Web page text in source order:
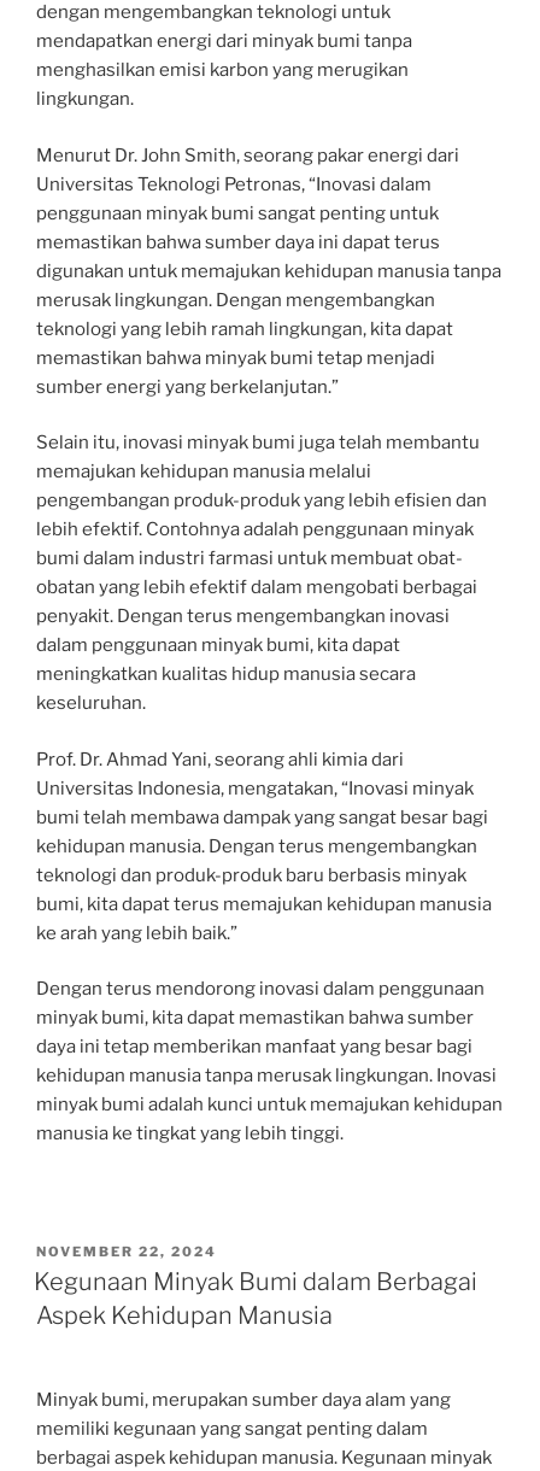
dengan mengembangkan teknologi untuk
mendapatkan energi dari minyak bumi tanpa
menghasilkan emisi karbon yang merugikan
lingkungan.
Menurut Dr. John Smith, seorang pakar energi dari
Universitas Teknologi Petronas, “Inovasi dalam
penggunaan minyak bumi sangat penting untuk
memastikan bahwa sumber daya ini dapat terus
digunakan untuk memajukan kehidupan manusia tanpa
merusak lingkungan. Dengan mengembangkan
teknologi yang lebih ramah lingkungan, kita dapat
memastikan bahwa minyak bumi tetap menjadi
sumber energi yang berkelanjutan.”
Selain itu, inovasi minyak bumi juga telah membantu
memajukan kehidupan manusia melalui
pengembangan produk-produk yang lebih efisien dan
lebih efektif. Contohnya adalah penggunaan minyak
bumi dalam industri farmasi untuk membuat obat-
obatan yang lebih efektif dalam mengobati berbagai
penyakit. Dengan terus mengembangkan inovasi
dalam penggunaan minyak bumi, kita dapat
meningkatkan kualitas hidup manusia secara
keseluruhan.
Prof. Dr. Ahmad Yani, seorang ahli kimia dari
Universitas Indonesia, mengatakan, “Inovasi minyak
bumi telah membawa dampak yang sangat besar bagi
kehidupan manusia. Dengan terus mengembangkan
teknologi dan produk-produk baru berbasis minyak
bumi, kita dapat terus memajukan kehidupan manusia
ke arah yang lebih baik.”
Dengan terus mendorong inovasi dalam penggunaan
minyak bumi, kita dapat memastikan bahwa sumber
daya ini tetap memberikan manfaat yang besar bagi
kehidupan manusia tanpa merusak lingkungan. Inovasi
minyak bumi adalah kunci untuk memajukan kehidupan
manusia ke tingkat yang lebih tinggi.
POSTED
ON
NOVEMBER 22, 2024
Kegunaan Minyak Bumi dalam Berbagai
Aspek Kehidupan Manusia
Minyak bumi, merupakan sumber daya alam yang
memiliki kegunaan yang sangat penting dalam
berbagai aspek kehidupan manusia. Kegunaan minyak